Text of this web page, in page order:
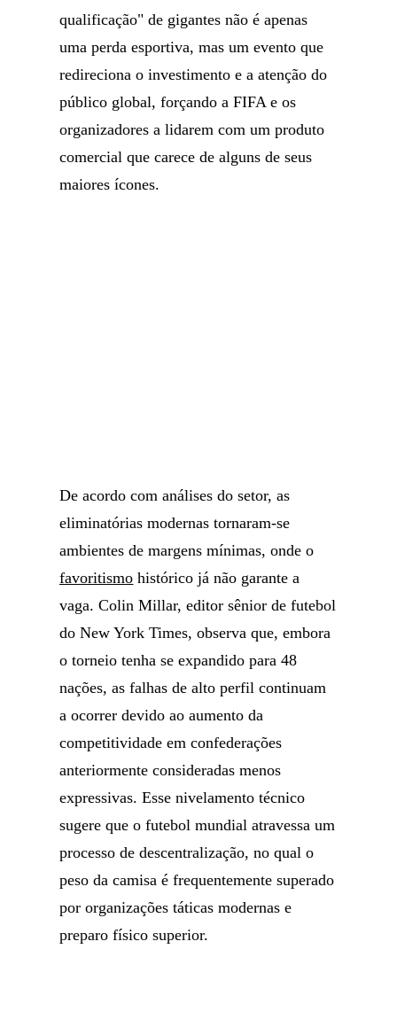
qualificação" de gigantes não é apenas
uma perda esportiva, mas um evento que
redireciona o investimento e a atenção do
público global, forçando a FIFA e os
organizadores a lidarem com um produto
comercial que carece de alguns de seus
maiores ícones.
De acordo com análises do setor, as
eliminatórias modernas tornaram-se
ambientes de margens mínimas, onde o
favoritismo histórico já não garante a
vaga. Colin Millar, editor sênior de futebol
do New York Times, observa que, embora
o torneio tenha se expandido para 48
nações, as falhas de alto perfil continuam
a ocorrer devido ao aumento da
competitividade em confederações
anteriormente consideradas menos
expressivas. Esse nivelamento técnico
sugere que o futebol mundial atravessa um
processo de descentralização, no qual o
peso da camisa é frequentemente superado
por organizações táticas modernas e
preparo físico superior.